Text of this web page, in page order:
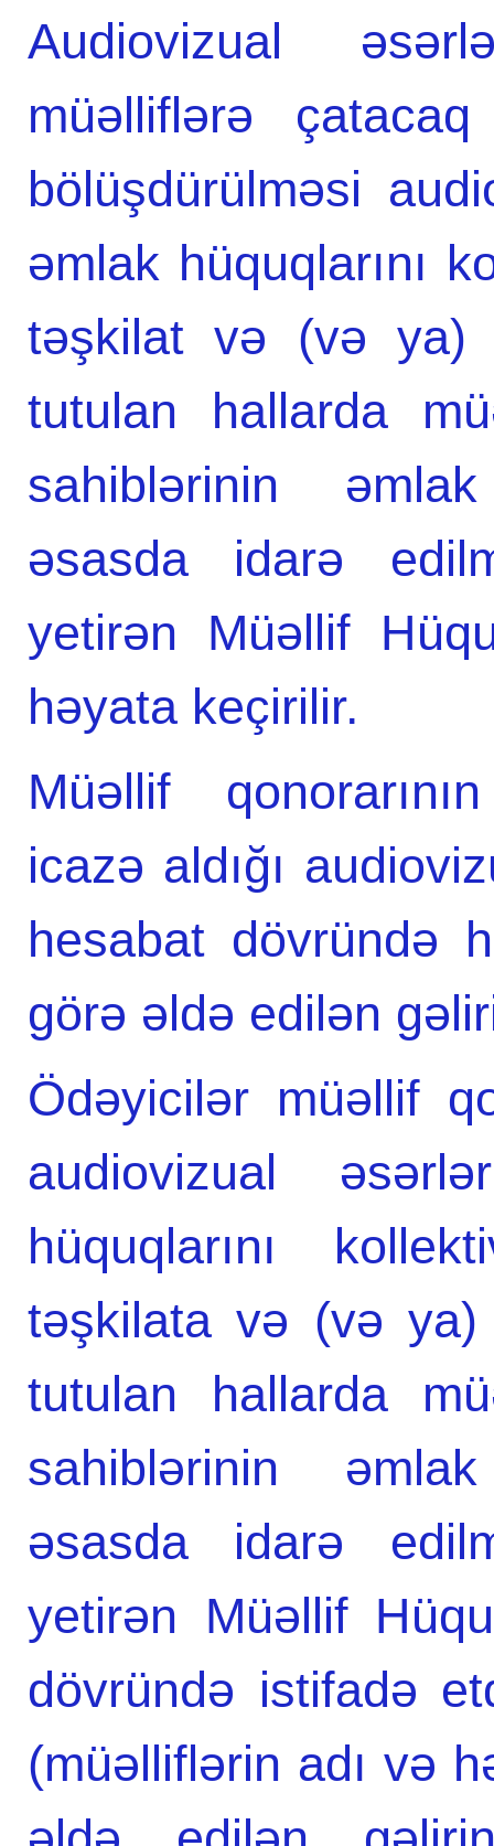
Audiovizual
müəlliflərə çatacaq
bölüşdürülməsi
əmlak hüquqlarını
təşkilat və (və ya)
tutulan hallarda
sahiblərinin
əsasda idarə
yetirən Müəllif
həyata keçirilir.
Müəllif
icazə aldığı
hesabat dövründə
görə əldə edilən
Ödəyicilər müəllif
audiovizual
hüquqlarını
təşkilata və (və ya)
tutulan hallarda
sahiblərinin
əsasda idarə
yetirən Müəllif
dövründə istifadə
(müəlliflərin adı və